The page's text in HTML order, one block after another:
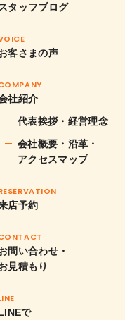
スタッフブログ
客さまの声
社紹介
代表挨拶・経営理念
会社概要・沿革・
アクセスマップ
店予約
問い合わせ・
見積もり
で